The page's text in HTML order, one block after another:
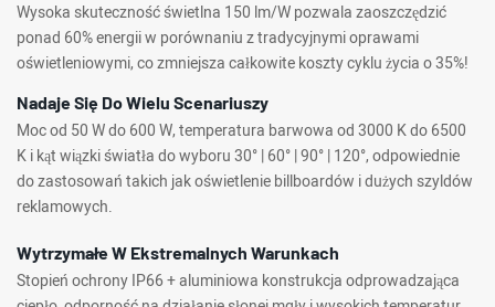
Wysoka skuteczność świetlna 150 lm/W pozwala zaoszczędzić
ponad 60% energii w porównaniu z tradycyjnymi oprawami
oświetleniowymi, co zmniejsza całkowite koszty cyklu życia o 35%!
Nadaje Się Do Wielu Scenariuszy
Moc od 50 W do 600 W, temperatura barwowa od 3000 K do 6500
K i kąt wiązki światła do wyboru 30° | 60° | 90° | 120°, odpowiednie
do zastosowań takich jak oświetlenie billboardów i dużych szyldów
reklamowych.
Wytrzymałe W Ekstremalnych Warunkach
Stopień ochrony IP66 + aluminiowa konstrukcja odprowadzająca